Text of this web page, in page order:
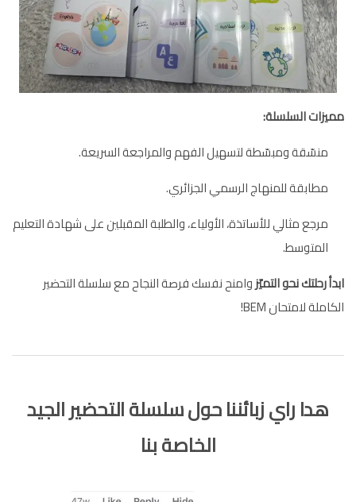
مميزات السلسلة:
منسّقة ومبسّطة لتسهيل الفهم والمراجعة السريعة.
مطابقة للمنهاج الرسمي الجزائري.
مرجع مثالي للأساتذة، الأولياء، والطلبة المقبلين على شهادة التعليم
المتوسط.
ابدأ رحلتك نحو التميّزوامنح نفسك فرصة النجاح مع سلسلة التحضير
الكاملة لامتحان BEM!
هدا راي زبائننا حول سلسلة التحضير الجيد
الخاصة بنا